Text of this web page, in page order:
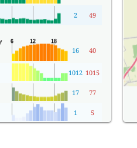
2
49
16 40
1012 1015
17 77
1 5